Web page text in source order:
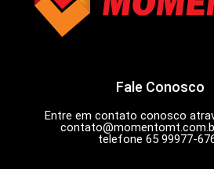
Fale Conosco
Entre em contato conosco
telefone 65 99977-